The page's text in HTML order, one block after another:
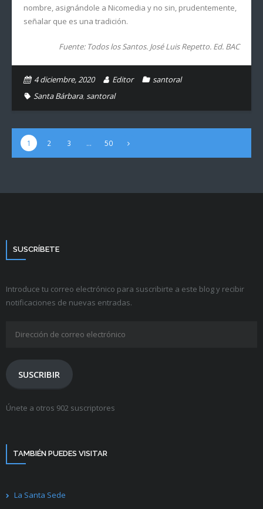
nombre, asignándole a Nicomedia y no sin, prudentemente,
señalar que es una tradición.
Fuente: Todos los Santos. José Luis Repetto. Ed. BAC
4 diciembre, 2020 Editor
santoral
Santa Bárbara,santoral
1 2 3 … 50
SUSCRÍBETE
Introduce tu correo electrónico para suscribirte a este blog y recibir
notificaciones de nuevas entradas.
electrónico
SUSCRIBIR
Únete a otros 902 suscriptores
TAMBIÉN PUEDES VISITAR
La Santa Sede